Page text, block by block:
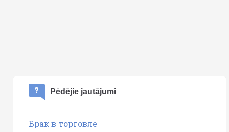
Pēdējie jautājumi
Брак в торговле